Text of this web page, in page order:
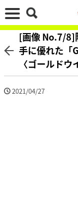
[画像 No.7/8]
手に優れた「
〈ゴールドウ
2021/04/27